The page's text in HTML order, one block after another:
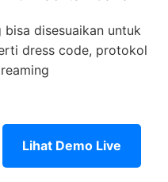
disesuaikan untuk
dress code, protokol
Lihat Demo Live